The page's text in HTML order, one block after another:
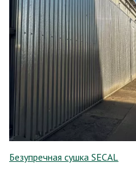
Безупречная сушка SECAL